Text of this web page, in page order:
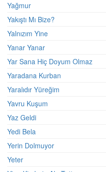
Yağmur
Yakıştı Mı Bize?
Yalnızım Yine
Yanar Yanar
Yar Sana Hiç Doyum Olmaz
Yaradana Kurban
Yaralıdır Yüreğim
Yavru Kuşum
Yaz Geldi
Yedi Bela
Yerin Dolmuyor
Yeter